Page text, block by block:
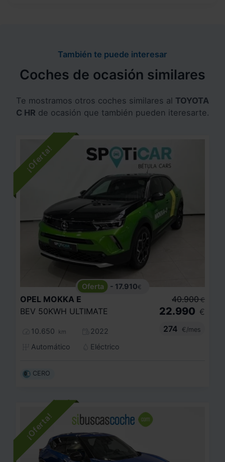
También te puede interesar
Coches de ocasión similares
Te mostramos otros coches similares al TOYOTA
C HR de ocasión que también pueden iteresarte.
- 17.910€
OPEL MOKKA E
BEV 50KWH ULTIMATE
10.650 km
2022
Automático
Eléctrico
40.900 €
22.990 €
274
€/mes
CERO